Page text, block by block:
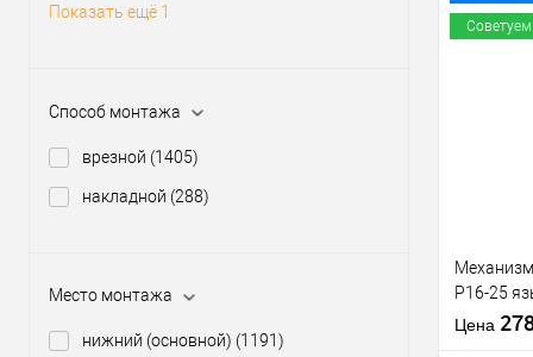
Показать ещё 1
Способ монтажа
врезной (1405)
накладной (288)
Место монтажа
нижний (основной) (1191)
Страна
В
Тип товара
Тип ключа
Страна
Советуем
P16-25
матовый
Цена